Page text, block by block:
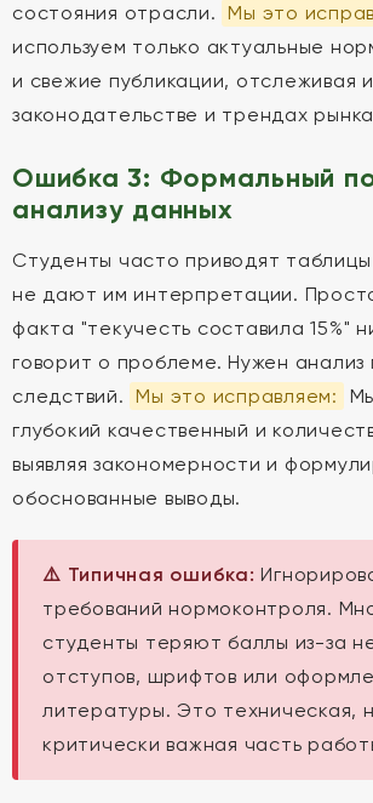
состояния отрасли. Мы это
используем только актуальные
и свежие публикации, отслеживая
законодательстве и трендах
Ошибка 3: Формальный
анализу данных
Студенты часто приводят
не дают им интерпретации.
факта "текучесть составила 15%"
говорит о проблеме. Нужен анализ
следствий. Мы это исправляем:
глубокий качественный и
выявляя закономерности и
обоснованные выводы.
⚠️ Типичная ошибка:
требований нормоконтроля.
студенты теряют баллы из-за
отступов, шрифтов или
литературы. Это техническая,
критически важная часть